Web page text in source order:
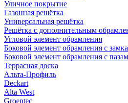
Уличное покрытие
Газонная решётка
Универсальная решётка
Решётка с дополнительным
Угловой элемент обрамления
Боковой элемент обрамления с
Боковой элемент обрамления с
Террасная доска
Альта-Профиль
Deckart
Alta West
Groentec